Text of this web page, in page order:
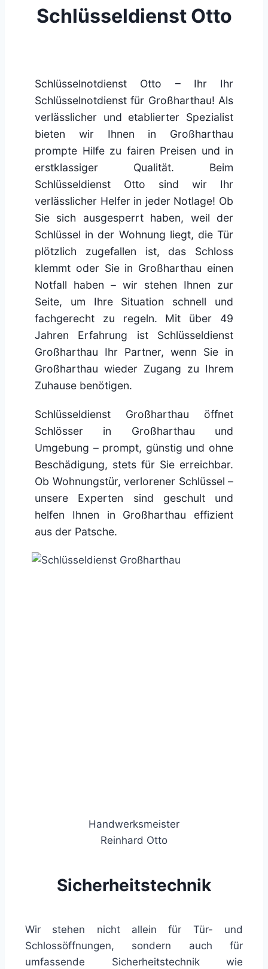
Schlüsseldienst Otto
Schlüsselnotdienst Otto – Ihr Ihr
Schlüsselnotdienst für Großharthau! Als
verlässlicher und etablierter Spezialist
bieten wir Ihnen in Großharthau
prompte Hilfe zu fairen Preisen und in
erstklassiger Qualität. Beim
Schlüsseldienst Otto sind wir Ihr
verlässlicher Helfer in jeder Notlage! Ob
Sie sich ausgesperrt haben, weil der
Schlüssel in der Wohnung liegt, die Tür
plötzlich zugefallen ist, das Schloss
klemmt oder Sie in Großharthau einen
Notfall haben – wir stehen Ihnen zur
Seite, um Ihre Situation schnell und
fachgerecht zu regeln. Mit über 49
Jahren Erfahrung ist Schlüsseldienst
Großharthau Ihr Partner, wenn Sie in
Großharthau wieder Zugang zu Ihrem
Zuhause benötigen.
Schlüsseldienst Großharthau öffnet
Schlösser in Großharthau und
Umgebung – prompt, günstig und ohne
Beschädigung, stets für Sie erreichbar.
Ob Wohnungstür, verlorener Schlüssel –
unsere Experten sind geschult und
helfen Ihnen in Großharthau effizient
aus der Patsche.
Handwerksmeister
Reinhard Otto
Sicherheitstechnik
Wir stehen nicht allein für Tür- und
Schlossöffnungen, sondern auch für
umfassende Sicherheitstechnik wie